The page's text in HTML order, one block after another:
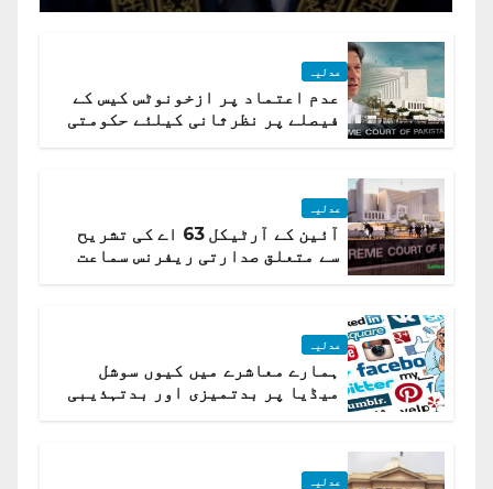
عدلیہ
عدم اعتماد پر ازخونوٹس کیس کے
فیصلے پر نظرثانی کیلئے حکومتی
عدلیہ
آئین کے آرٹیکل 63 اے کی تشریح
سے متعلق صدارتی ریفرنس سماعت
عدلیہ
ہمارے معاشرے میں کیوں سوشل
میڈیا پر بدتمیزی اور بدتہذیبی
عدلیہ